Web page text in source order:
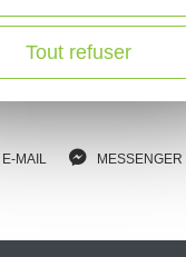
l'histoire de
hommage aux 2
E-MAIL MESSENGER
Tout refuser